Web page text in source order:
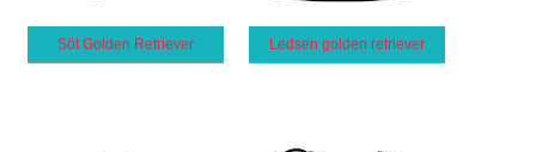
Söt Golden Retriever Ledsen golden retriever